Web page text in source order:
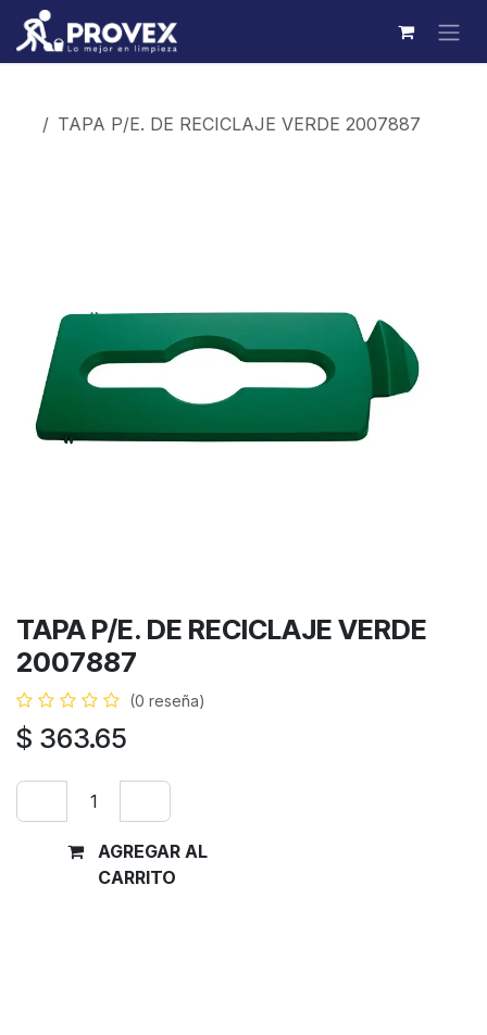
Ir al contenido
TAPA P/E. DE RECICLAJE VERDE 2007887
TAPA P/E. DE RECICLAJE VERDE
2007887
(0 reseña)
$ 363.65
AGREGAR AL
CARRITO